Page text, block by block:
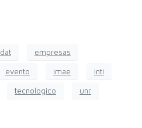
dat empresas
evento imae inti
tecnologico unr